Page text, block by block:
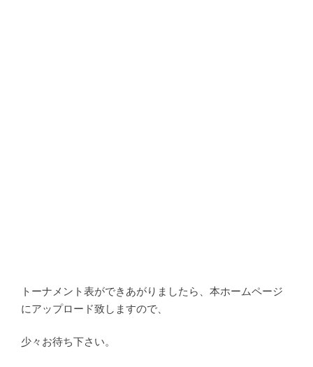
トーナメント表ができあがりましたら、本ホームページ
にアップロード致しますので、
少々お待ち下さい。